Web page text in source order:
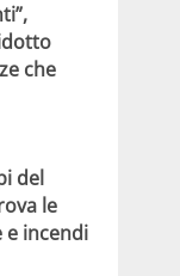
che
del
le
e incendi